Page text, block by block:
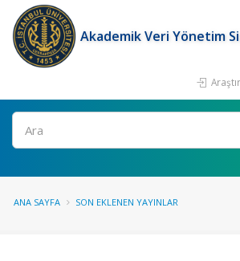
Akademik Veri Yönetim
Ara
ANA SAYFA SON EKLENEN YAYINLAR